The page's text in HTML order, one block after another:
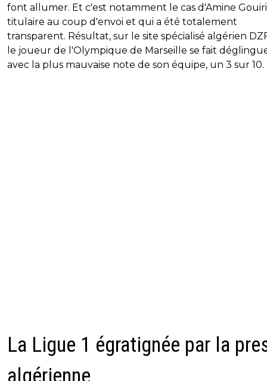
font allumer. Et c'est notamment le cas d'Amine
titulaire au coup d'envoi et qui a été totalement
transparent. Résultat, sur le site spécialisé algérien
le joueur de l'Olympique de Marseille se fait
avec la plus mauvaise note de son équipe, un 3 sur 10.
La Ligue 1 égratignée par la
algérienne